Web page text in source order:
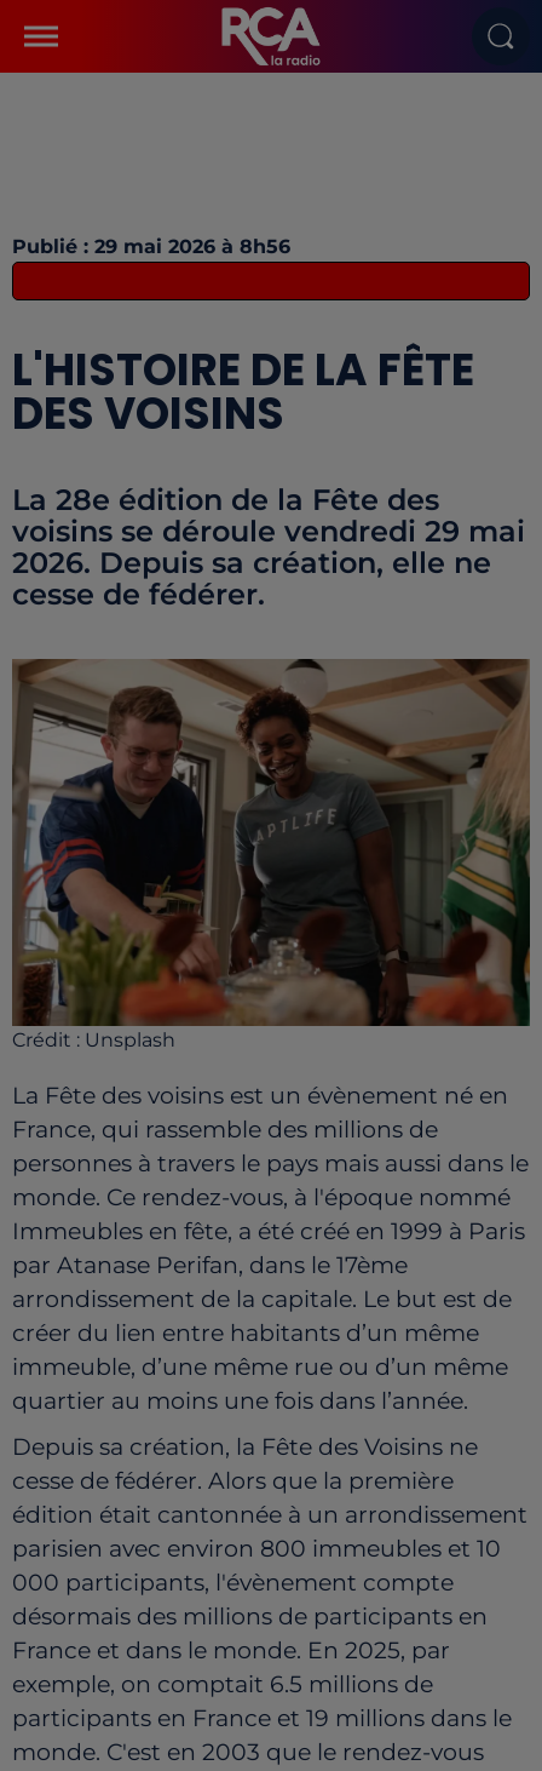
Publié : 29 mai 2026 à 8h56
L'HISTOIRE DE LA FÊTE
DES VOISINS
La 28e édition de la Fête des
voisins se déroule vendredi 29 mai
2026. Depuis sa création, elle ne
cesse de fédérer.
Crédit : Unsplash
La Fête des voisins est un évènement né en
France, qui rassemble des millions de
personnes à travers le pays mais aussi dans le
monde. Ce rendez-vous, à l'époque nommé
Immeubles en fête, a été créé en 1999 à Paris
par Atanase Perifan, dans le 17ème
arrondissement de la capitale. Le but est de
créer du lien entre habitants d’un même
immeuble, d’une même rue ou d’un même
quartier au moins une fois dans l’année.
Depuis sa création, la Fête des Voisins ne
cesse de fédérer. Alors que la première
édition était cantonnée à un arrondissement
parisien avec environ 800 immeubles et 10
000 participants, l'évènement compte
désormais des millions de participants en
France et dans le monde. En 2025, par
exemple, on comptait 6.5 millions de
participants en France et 19 millions dans le
monde. C'est en 2003 que le rendez-vous